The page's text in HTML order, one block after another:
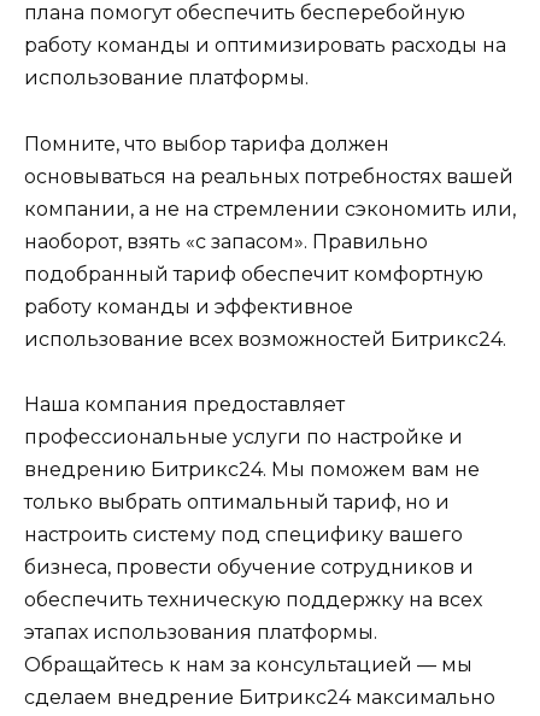
плана помогут обеспечить бесперебойную
работу команды и оптимизировать расходы на
использование платформы.
Помните, что выбор тарифа должен
основываться на реальных потребностях вашей
компании, а не на стремлении сэкономить или,
наоборот, взять «с запасом». Правильно
подобранный тариф обеспечит комфортную
работу команды и эффективное
использование всех возможностей Битрикс24.
Наша компания предоставляет
профессиональные услуги по настройке и
внедрению Битрикс24. Мы поможем вам не
только выбрать оптимальный тариф, но и
настроить систему под специфику вашего
бизнеса, провести обучение сотрудников и
обеспечить техническую поддержку на всех
этапах использования платформы.
Обращайтесь к нам за консультацией — мы
сделаем внедрение Битрикс24 максимально